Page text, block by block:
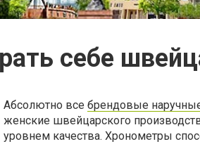
себе
Абсолютно все брендовые
женские швейцарского
уровнем качества. Хронометры